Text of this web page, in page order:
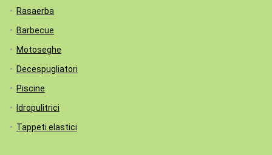
Rasaerba
Barbecue
Motoseghe
Decespugliatori
Piscine
Idropulitrici
Tappeti elastici